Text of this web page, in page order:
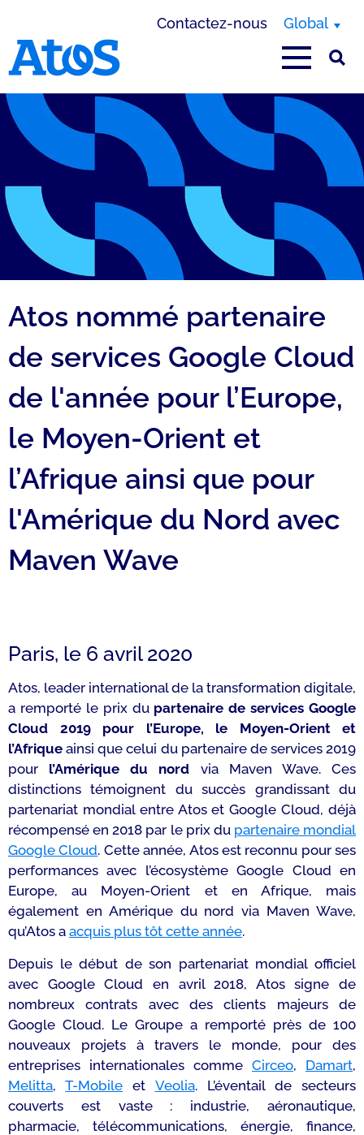
Contactez-nous Global
Atos nommé partenaire
de services Google Cloud
de l'année pour l’Europe,
le Moyen-Orient et
l’Afrique ainsi que pour
l'Amérique du Nord avec
Maven Wave
Paris, le 6 avril 2020
Atos, leader international de la transformation digitale,
a remporté le prix du partenaire de services Google
Cloud 2019 pour l’Europe, le Moyen-Orient et
l’Afriqueainsi que celui du partenaire de services 2019
pour l’Amérique du nord via Maven Wave. Ces
distinctions témoignent du succès grandissant du
partenariat mondial entre Atos et Google Cloud, déjà
récompensé en 2018 par le prix du partenaire mondial
Google Cloud. Cette année, Atos est reconnu pour ses
performances avec l’écosystème Google Cloud en
Europe, au Moyen-Orient et en Afrique, mais
également en Amérique du nord via Maven Wave,
qu’Atos a acquis plus tôt cette année.
Depuis le début de son partenariat mondial officiel
avec Google Cloud en avril 2018, Atos signe de
nombreux contrats avec des clients majeurs de
Google Cloud. Le Groupe a remporté près de 100
nouveaux projets à travers le monde, pour des
entreprises internationales comme Circeo, Damart,
Melitta,T-Mobile et Veolia. L’éventail de secteurs
couverts est vaste : industrie, aéronautique,
pharmacie, télécommunications, énergie, finance,